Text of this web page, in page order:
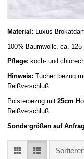
Material: Luxus
100% Baumwolle, ca. 125
Pflege: koch- und
Hinweis: Tuchentbezug
Reißverschluß
Polsterbezug mit 25cm
Reißverschluß
Sondergrößen auf